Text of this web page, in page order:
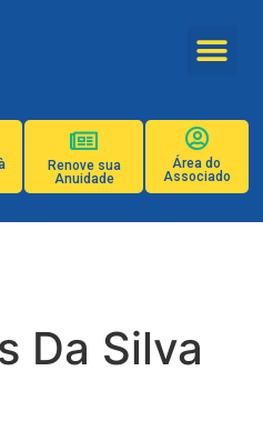
Renove sua
Anuidade
Área do
Associado
Da Silva